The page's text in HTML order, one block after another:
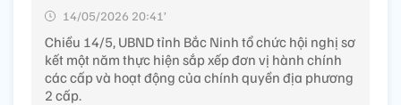
14/05/2026 20:41’
Chiều 14/5, UBND tỉnh Bắc Ninh tổ chức hội nghị sơ
kết một năm thực hiện sắp xếp đơn vị hành chính
các cấp và hoạt động của chính quyền địa phương
2 cấp.